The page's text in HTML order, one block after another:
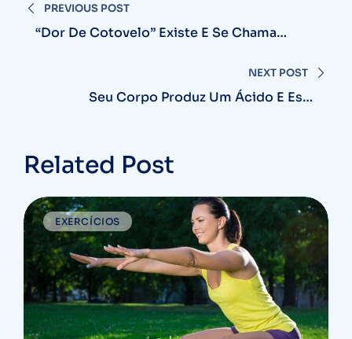
de
PREVIOUS POST
“Dor De Cotovelo” Existe E Se Chama
NEXT POST
Seu Corpo Produz Um Ácido E Essa
Related Post
EXERCÍCIOS